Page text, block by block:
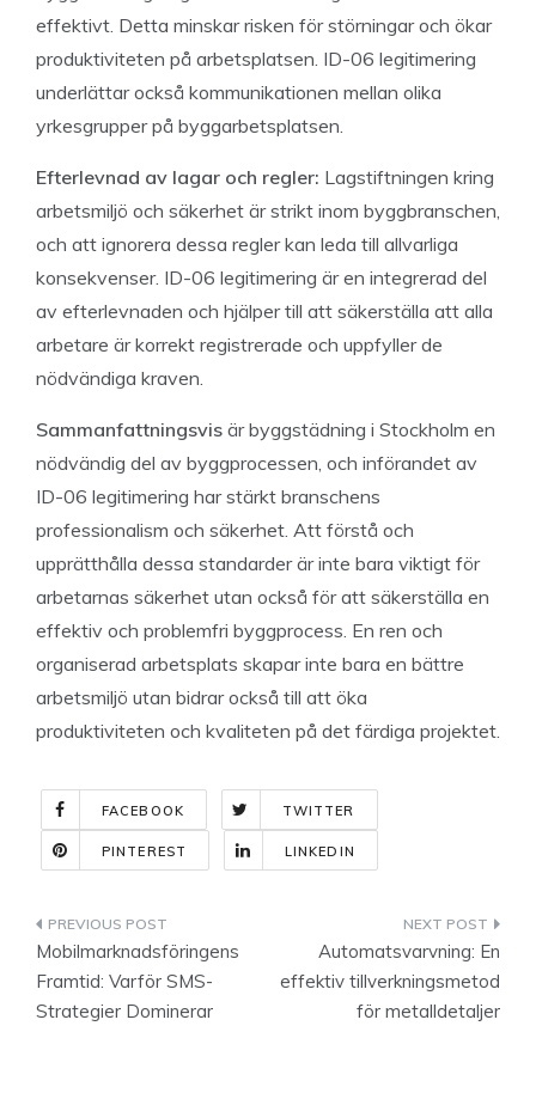
effektivt. Detta minskar risken för störningar och ökar
produktiviteten på arbetsplatsen. ID-06 legitimering
underlättar också kommunikationen mellan olika
yrkesgrupper på byggarbetsplatsen.
Efterlevnad av lagar och regler: Lagstiftningen kring
arbetsmiljö och säkerhet är strikt inom byggbranschen,
och att ignorera dessa regler kan leda till allvarliga
konsekvenser. ID-06 legitimering är en integrerad del
av efterlevnaden och hjälper till att säkerställa att alla
arbetare är korrekt registrerade och uppfyller de
nödvändiga kraven.
Sammanfattningsvis är byggstädning i Stockholm en
nödvändig del av byggprocessen, och införandet av
ID-06 legitimering har stärkt branschens
professionalism och säkerhet. Att förstå och
upprätthålla dessa standarder är inte bara viktigt för
arbetarnas säkerhet utan också för att säkerställa en
effektiv och problemfri byggprocess. En ren och
organiserad arbetsplats skapar inte bara en bättre
arbetsmiljö utan bidrar också till att öka
produktiviteten och kvaliteten på det färdiga projektet.
FACEBOOK TWITTER
PINTEREST LINKEDIN
Indlægsnavigation
Mobilmarknadsföringens
Framtid: Varför SMS-
Strategier Dominerar
Automatsvarvning: En
effektiv tillverkningsmetod
för metalldetaljer